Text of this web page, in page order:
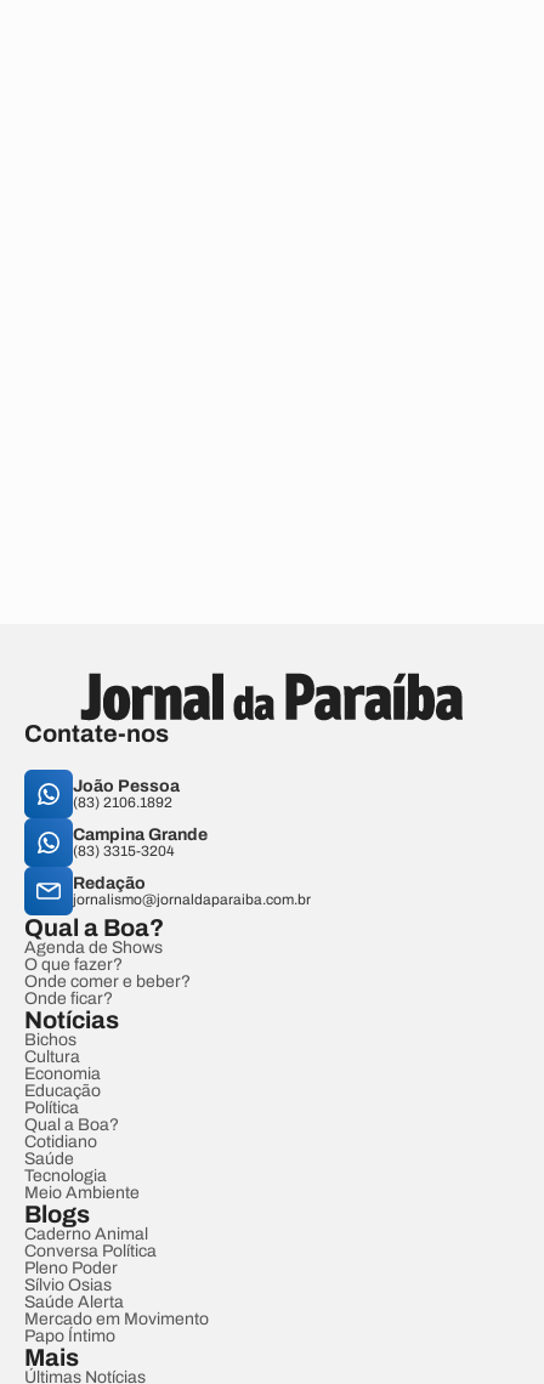
Contate-nos
João Pessoa
(83) 2106.1892
Campina Grande
(83) 3315-3204
Redação
jornalismo@jornaldaparaiba.com.br
Qual a Boa?
Agenda de Shows
O que fazer?
Onde comer e beber?
Onde ficar?
Notícias
Bichos
Cultura
Economia
Educação
Política
Qual a Boa?
Cotidiano
Saúde
Tecnologia
Meio Ambiente
Blogs
Caderno Animal
Conversa Política
Pleno Poder
Sílvio Osias
Saúde Alerta
Mercado em Movimento
Papo Íntimo
Mais
Últimas Notícias